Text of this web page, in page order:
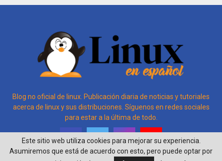
Blog no oficial de linux. Publicación diaria de noticias y tutoriales
acerca de linux y sus distribuciones. Síguenos en redes sociales
para estar a la última de todo.
Este sitio web utiliza cookies para mejorar su experiencia.
Asumiremos que está de acuerdo con esto, pero puede optar por